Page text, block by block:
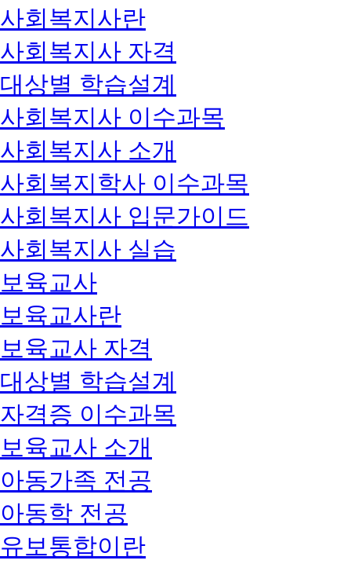
사회복지사란
사회복지사 자격
대상별 학습설계
사회복지사 이수과목
사회복지사 소개
사회복지학사 이수과목
사회복지사 입문가이드
사회복지사 실습
보육교사
보육교사란
보육교사 자격
대상별 학습설계
자격증 이수과목
보육교사 소개
아동가족 전공
아동학 전공
유보통합이란